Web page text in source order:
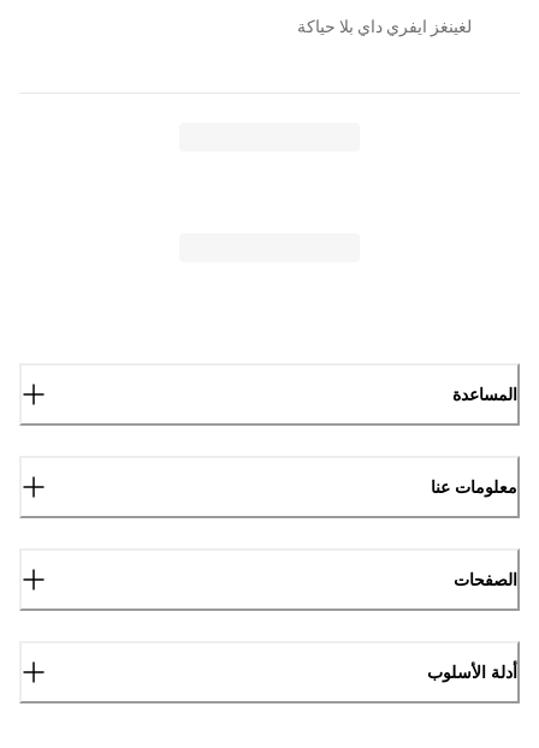
لغينغز ايفري داي بلا حياكة
المساعدة
معلومات عنا
الصفحات
أدلة الأسلوب